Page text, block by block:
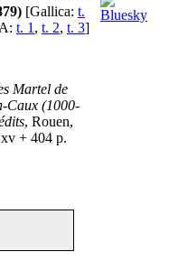
[Gallica: t.
t. 1 , t. 2, t. 3]
Martel de
Caux (1000-
, Rouen,
+ 404 p.